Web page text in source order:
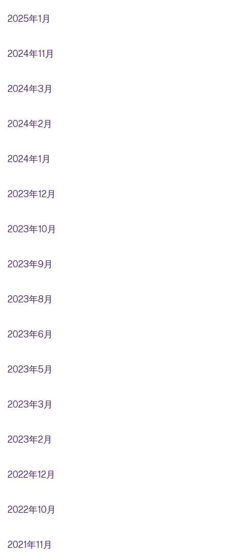
2025年1月
2024年11月
2024年3月
2024年2月
2024年1月
2023年12月
2023年10月
2023年9月
2023年8月
2023年6月
2023年5月
2023年3月
2023年2月
2022年12月
2022年10月
2021年11月